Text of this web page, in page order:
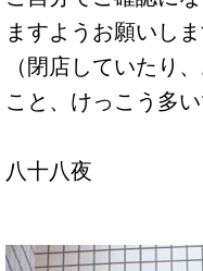
ますようお願いしま
（閉店していたり
こと、けっこう多い
八十八夜